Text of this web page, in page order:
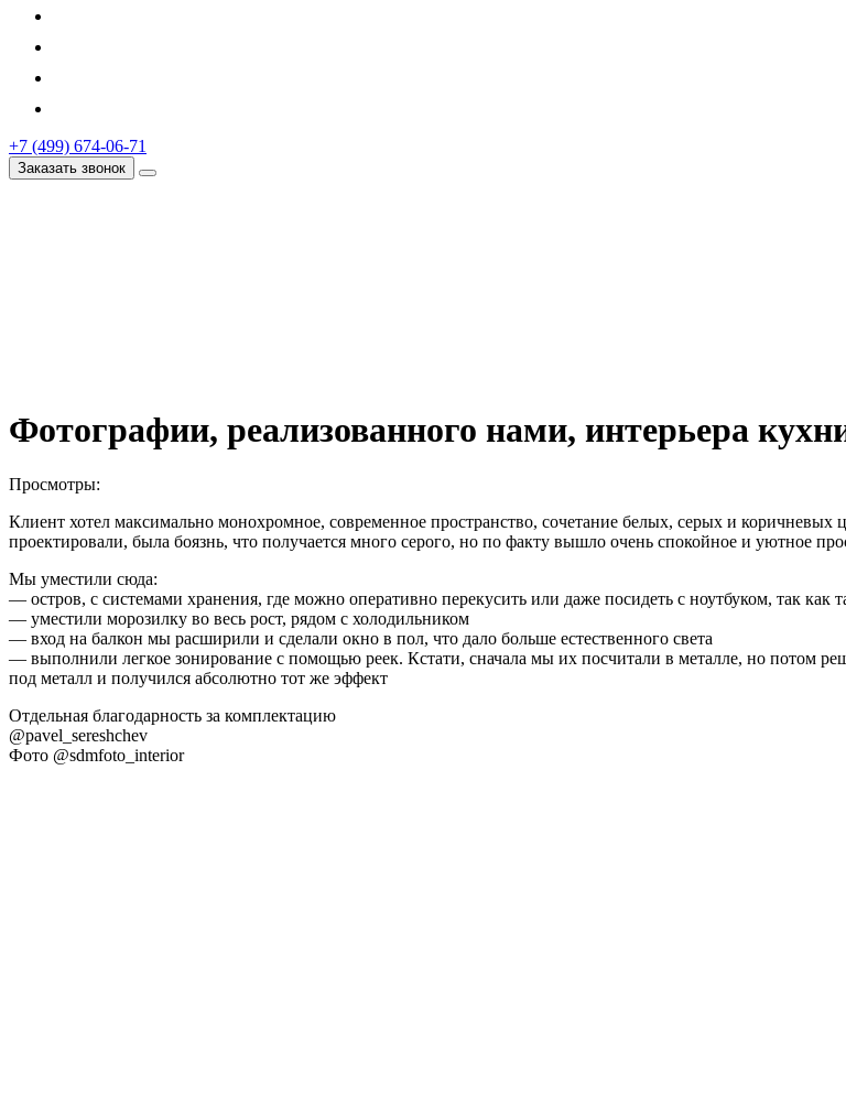
+7 (499) 674-06-71
Заказать звонок
Фотографии, реализованного нами, интерьера
Просмотры:
Клиент хотел максимально монохромное, современное пространство, сочетание белых, серых и коричневых
проектировали, была боязнь, что получается много серого, но по факту вышло очень спокойное и уютное
Мы уместили сюда:
— остров, с системами хранения, где можно оперативно перекусить или даже посидеть с ноутбуком, так как
— уместили морозилку во весь рост, рядом с холодильником
— вход на балкон мы расширили и сделали окно в пол, что дало больше естественного света
— выполнили легкое зонирование с помощью реек. Кстати, сначала мы их посчитали в металле, но потом
под металл и получился абсолютно тот же эффект
Отдельная благодарность за комплектацию
@pavel_sereshchev
Фото @sdmfoto_interior